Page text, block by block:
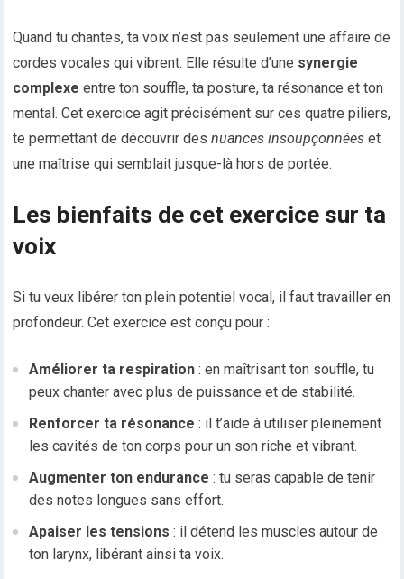
Quand tu chantes, ta voix n’est pas seulement une affaire de
cordes vocales qui vibrent. Elle résulte d’une synergie
complexe entre ton souffle, ta posture, ta résonance et ton
mental. Cet exercice agit précisément sur ces quatre piliers,
te permettant de découvrir desnuances insoupçonnées et
une maîtrise qui semblait jusque-là hors de portée.
Les bienfaits de cet exercice sur ta
voix
Si tu veux libérer ton plein potentiel vocal, il faut travailler en
profondeur. Cet exercice est conçu pour :
Améliorer ta respiration : en maîtrisant ton souffle, tu
peux chanter avec plus de puissance et de stabilité.
Renforcer ta résonance : il t’aide à utiliser pleinement
les cavités de ton corps pour un son riche et vibrant.
Augmenter ton endurance : tu seras capable de tenir
des notes longues sans effort.
Apaiser les tensions : il détend les muscles autour de
ton larynx, libérant ainsi ta voix.